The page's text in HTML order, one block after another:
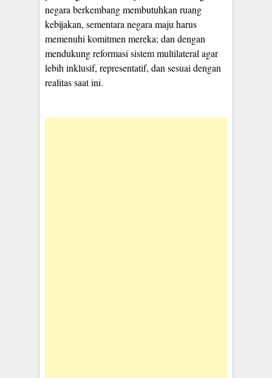
negara berkembang membutuhkan ruang
kebijakan, sementara negara maju harus
memenuhi komitmen mereka; dan dengan
mendukung reformasi sistem multilateral agar
lebih inklusif, representatif, dan sesuai dengan
realitas saat ini.